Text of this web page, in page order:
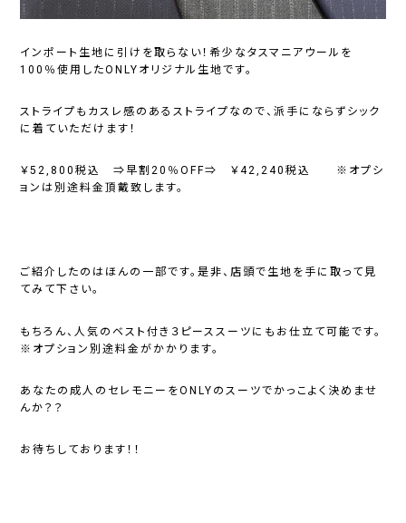
インポート生地に引けを取らない！希少なタスマニアウールを
100％使用したONLYオリジナル生地です。
ストライプもカスレ感のあるストライプなので、派手にならずシック
に着ていただけます！
￥52,800税込 ⇒早割20％OFF⇒ ￥42,240税込 ※オプシ
ョンは別途料金頂戴致します。
ご紹介したのはほんの一部です。是非、店頭で生地を手に取って見
てみて下さい。
もちろん、人気のベスト付き３ピーススーツにもお仕立て可能です。
※オプション別途料金がかかります。
あなたの成人のセレモニーをONLYのスーツでかっこよく決めませ
んか？？
お待ちしております！！